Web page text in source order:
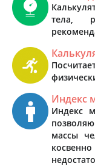
тела,
Индекс
Индекс
массы